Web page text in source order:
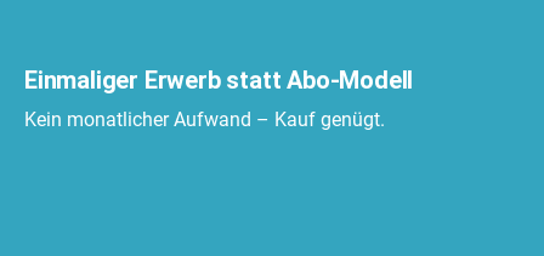
Einmaliger Erwerb statt Abo-Modell
Kein monatlicher Aufwand – Kauf genügt.